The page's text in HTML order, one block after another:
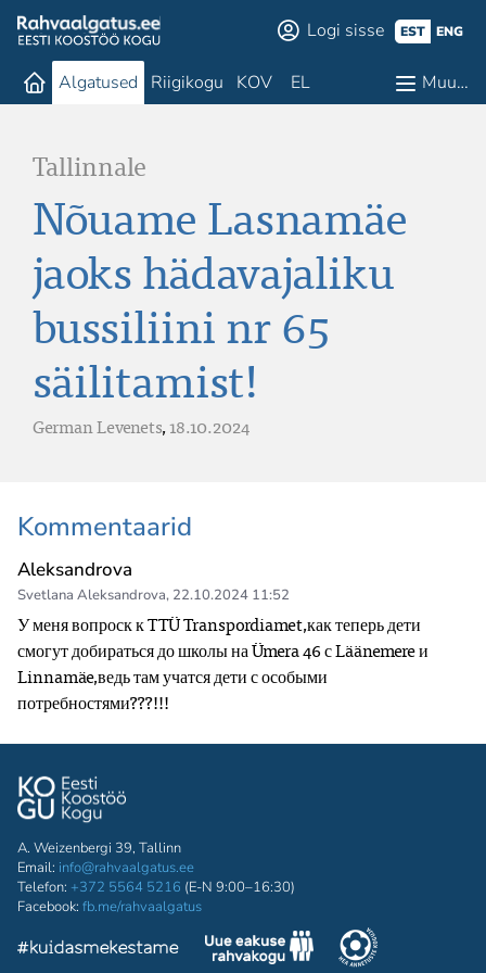
Logi sisse EST ENG
Algatused Riigikogu KOV EL Muu…
Tallinnale
Nõuame Lasnamäe
jaoks hädavajaliku
bussiliini nr 65
säilitamist!
German Levenets,18.10.2024
Kommentaarid
Aleksandrova
Svetlana Aleksandrova, 22.10.2024 11:52
У меня вопроск к TTÜ Transpordiamet,как теперь дети
смогут добираться до школы на Ümera 46 с Läänemere и
Linnamäe,ведь там учатся дети с особыми
потребностями???!!!
A. Weizenbergi 39, Tallinn
Email: info@rahvaalgatus.ee
Telefon: +372 5564 5216 (E-N 9:00–16:30)
Facebook: fb.me/rahvaalgatus